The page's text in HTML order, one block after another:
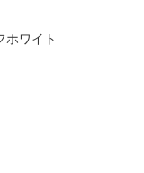
ホワイト